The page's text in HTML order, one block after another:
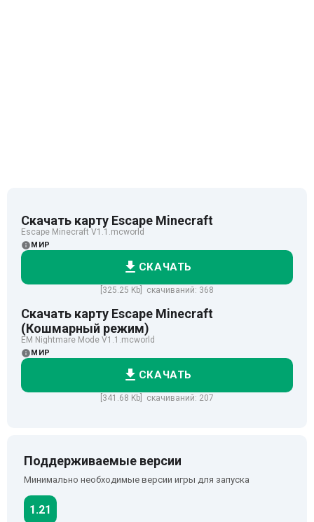
Скачать карту Escape Minecraft
Escape Minecraft V1.1.mcworld
МИР
СКАЧАТЬ
[325.25 Kb] скачиваний: 368
Скачать карту Escape Minecraft
(Кошмарный режим)
EM Nightmare Mode V1.1.mcworld
МИР
СКАЧАТЬ
[341.68 Kb] скачиваний: 207
Поддерживаемые версии
Минимально необходимые версии игры для запуска
1.21